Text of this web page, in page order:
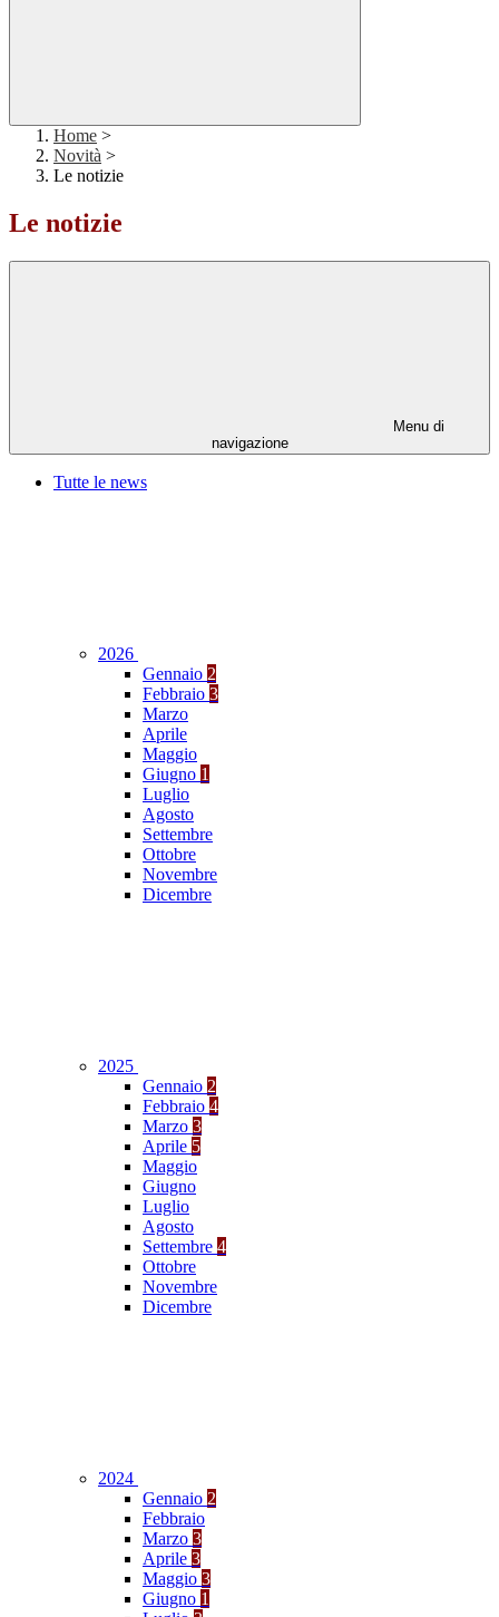
Home >
Novità >
Le notizie
Le notizie
Menu di
navigazione
Tutte le news
2026
Gennaio 2
Febbraio 3
Marzo
Aprile
Maggio
Giugno 1
Luglio
Agosto
Settembre
Ottobre
Novembre
Dicembre
2025
Gennaio 2
Febbraio 4
Marzo 3
Aprile 5
Maggio
Giugno
Luglio
Agosto
Settembre 4
Ottobre
Novembre
Dicembre
2024
Gennaio 2
Febbraio
Marzo 3
Aprile 3
Maggio 3
Giugno 1